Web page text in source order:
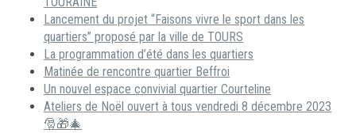
Lancement du projet “Faisons vivre le sport dans les
quartiers” proposé par la ville de TOURS
La programmation d’été dans les quartiers
Matinée de rencontre quartier Beffroi
Un nouvel espace convivial quartier Courteline
Ateliers de Noël ouvert à tous vendredi 8 décembre 2023
🎅🎁🎄